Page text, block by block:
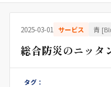
2025-03-01 サービス 青
総合防災のニッタ
タグ：